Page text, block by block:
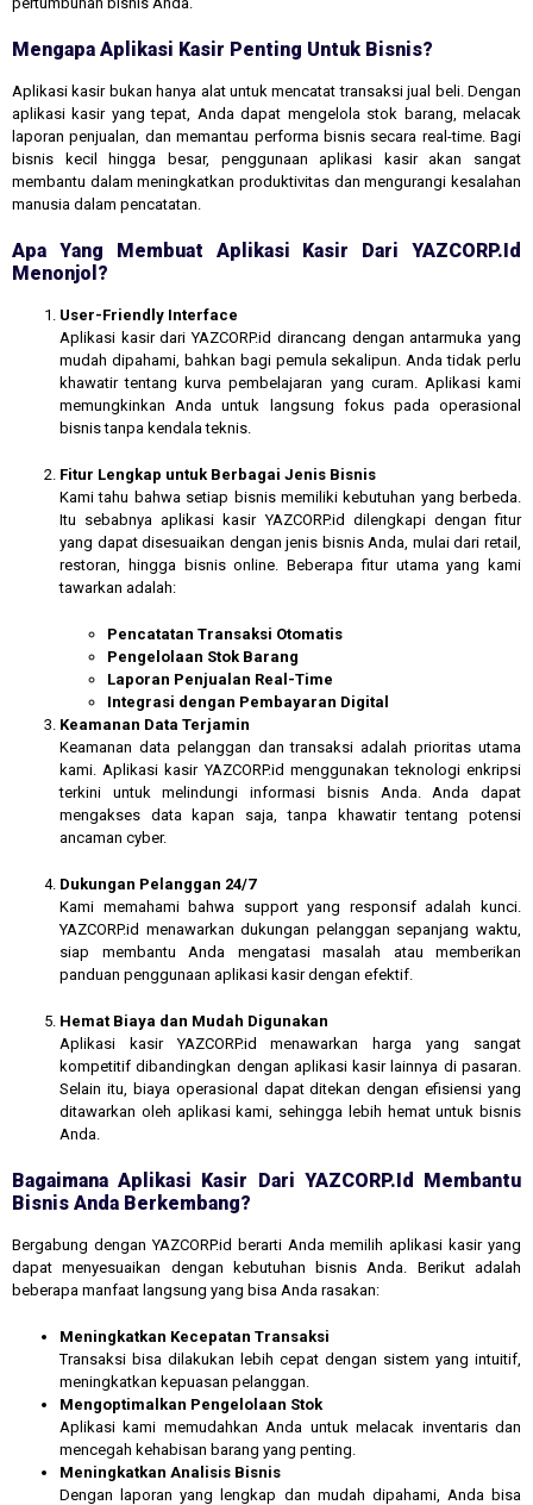
Mengapa Aplikasi Kasir Penting Untuk Bisnis?
Aplikasi kasir bukan hanya alat untuk mencatat transaksi jual beli. Dengan
aplikasi kasir yang tepat, Anda dapat mengelola stok barang, melacak
laporan penjualan, dan memantau performa bisnis secara real-time. Bagi
bisnis kecil hingga besar, penggunaan aplikasi kasir akan sangat
membantu dalam meningkatkan produktivitas dan mengurangi kesalahan
manusia dalam pencatatan.
Apa Yang Membuat Aplikasi Kasir Dari YAZCORP.id
Menonjol?
User-Friendly Interface
Aplikasi kasir dari YAZCORP.id dirancang dengan antarmuka yang
mudah dipahami, bahkan bagi pemula sekalipun. Anda tidak perlu
khawatir tentang kurva pembelajaran yang curam. Aplikasi kami
memungkinkan Anda untuk langsung fokus pada operasional
bisnis tanpa kendala teknis.
Fitur Lengkap untuk Berbagai Jenis Bisnis
Kami tahu bahwa setiap bisnis memiliki kebutuhan yang berbeda.
Itu sebabnya aplikasi kasir YAZCORP.id dilengkapi dengan fitur
yang dapat disesuaikan dengan jenis bisnis Anda, mulai dari retail,
restoran, hingga bisnis online. Beberapa fitur utama yang kami
tawarkan adalah:
Pencatatan Transaksi Otomatis
Pengelolaan Stok Barang
Laporan Penjualan Real-Time
Integrasi dengan Pembayaran Digital
Keamanan Data Terjamin
Keamanan data pelanggan dan transaksi adalah prioritas utama
kami. Aplikasi kasir YAZCORP.id menggunakan teknologi enkripsi
terkini untuk melindungi informasi bisnis Anda. Anda dapat
mengakses data kapan saja, tanpa khawatir tentang potensi
ancaman cyber.
Dukungan Pelanggan 24/7
Kami memahami bahwa support yang responsif adalah kunci.
YAZCORP.id menawarkan dukungan pelanggan sepanjang waktu,
siap membantu Anda mengatasi masalah atau memberikan
panduan penggunaan aplikasi kasir dengan efektif.
Hemat Biaya dan Mudah Digunakan
Aplikasi kasir YAZCORP.id menawarkan harga yang sangat
kompetitif dibandingkan dengan aplikasi kasir lainnya di pasaran.
Selain itu, biaya operasional dapat ditekan dengan efisiensi yang
ditawarkan oleh aplikasi kami, sehingga lebih hemat untuk bisnis
Anda.
Bagaimana Aplikasi Kasir Dari YAZCORP.id Membantu
Bisnis Anda Berkembang?
Bergabung dengan YAZCORP.id berarti Anda memilih aplikasi kasir yang
dapat menyesuaikan dengan kebutuhan bisnis Anda. Berikut adalah
beberapa manfaat langsung yang bisa Anda rasakan:
Meningkatkan Kecepatan Transaksi
Transaksi bisa dilakukan lebih cepat dengan sistem yang intuitif,
meningkatkan kepuasan pelanggan.
Mengoptimalkan Pengelolaan Stok
Aplikasi kami memudahkan Anda untuk melacak inventaris dan
mencegah kehabisan barang yang penting.
Meningkatkan Analisis Bisnis
Dengan laporan yang lengkap dan mudah dipahami, Anda bisa